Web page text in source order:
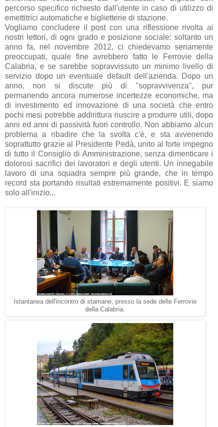
percorso specifico richiesto dall'utente in caso di utilizzo di
emettitrici automatiche e biglietterie di stazione.
Vogliamo concludere il post con una riflessione rivolta ai
nostri lettori, di ogni grado e posizione sociale: soltanto un
anno fa, nel novembre 2012, ci chiedevamo seriamente
preoccupati, quale fine avrebbero fatto le Ferrovie della
Calabria, e se sarebbe sopravvissuto un minimo livello di
servizio dopo un eventuale default dell'azienda. Dopo un
anno, non si discute più di "sopravvivenza", pur
permanendo ancora numerose incertezze economiche, ma
di investimento ed innovazione di una società che entro
pochi mesi potrebbe addirittura riuscire a produrre utili, dopo
anni ed anni di passività fuori controllo. Non abbiamo alcun
problema a ribadire che la svolta c'è, e sta avvenendo
soprattutto grazie al Presidente Pedà, unito al forte impegno
di tutto il Consiglio di Amministrazione, senza dimenticare i
dolorosi sacrifici dei lavoratori e degli utenti. Un innegabile
lavoro di una squadra sempre più grande, che in tempo
record sta portando risultati estremamente positivi. E siamo
solo all'inizio...
Istantanea dell'incontro di stamane, presso la sede delle Ferrovie
della Calabria.